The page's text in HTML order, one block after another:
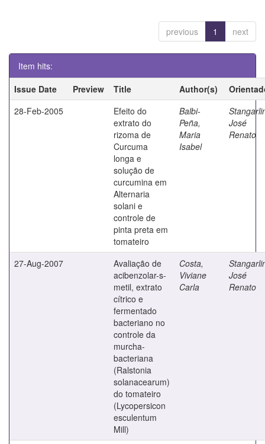
previous 1 next
Item hits:
Issue Date
Preview Title Author(s)
28-Feb-2005
Efeito do
extrato do
rizoma de
Curcuma
longa e
solução de
curcumina em
Alternaria
solani e
controle de
pinta preta em
tomateiro
Balbi-
Peña,
Maria
Isabel
José
Renato
27-Aug-2007
Avaliação de
acibenzolar-s-
metil, extrato
cítrico e
fermentado
bacteriano no
controle da
murcha-
bacteriana
(Ralstonia
solanacearum)
do tomateiro
(Lycopersicon
esculentum
Mill)
Costa,
Viviane
Carla
José
Renato